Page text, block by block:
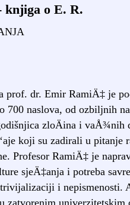
knjiga o E. R.
prof. dr. Emir RamiÄ‡ je
naslova, od ozbiljnih
zloÄina i vaÅ¾nih
koji su zadirali u pitanje
Profesor RamiÄ‡ je
sjeÄ‡anja i potreba
i nepismenosti.